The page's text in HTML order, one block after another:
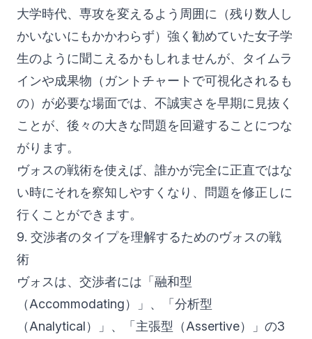
大学時代、専攻を変えるよう周囲に（残り数人し
かいないにもかかわらず）強く勧めていた女子学
生のように聞こえるかもしれませんが、タイムラ
インや成果物（ガントチャートで可視化されるも
の）が必要な場面では、不誠実さを早期に見抜く
ことが、後々の大きな問題を回避することにつな
がります。
ヴォスの戦術を使えば、誰かが完全に正直ではな
い時にそれを察知しやすくなり、問題を修正しに
行くことができます。
9. 交渉者のタイプを理解するためのヴォスの戦
術
ヴォスは、交渉者には「融和型
（Accommodating）」、「分析型
（Analytical）」、「主張型（Assertive）」の3